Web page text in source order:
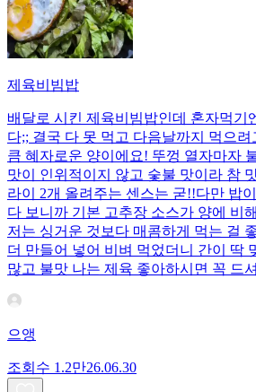
제육비빔밥
배달로 시킨 제육비빔밥인데 혼자먹기
다;; 결국 다 못 먹고 다음날까지 먹으
큼 혜자로운 양이에요! 뚜껑 열자마자
맛이 인위적이지 않고 숯불 맛이라 참
라이 2개 올려주는 센스는 굳!! ​다만 밥
다 보니까 기본 고추장 소스가 양에 비
저는 싱거운 것보다 매콤하게 먹는 걸
더 만들어 넣어 비벼 먹었더니 간이 딱
많고 불맛 나는 제육 좋아하시면 꼭 드
으앵
조회수 1.2만26.06.30